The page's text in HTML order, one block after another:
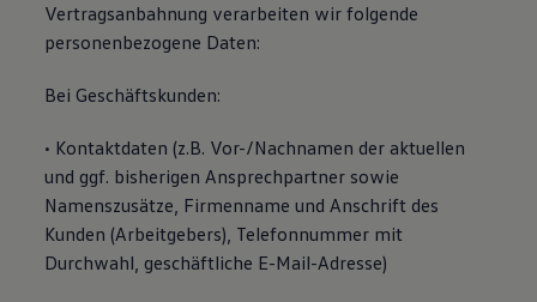
Vertragsanbahnung verarbeiten wir folgende
personenbezogene Daten:
Bei Geschäftskunden:
• Kontaktdaten (z.B. Vor-/Nachnamen der aktuellen
und ggf. bisherigen Ansprechpartner sowie
Namenszusätze, Firmenname und Anschrift des
Kunden (Arbeitgebers), Telefonnummer mit
Durchwahl, geschäftliche E-Mail-Adresse)